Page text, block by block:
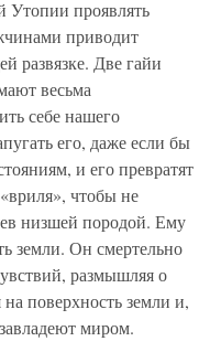
Утопии проявлять
приводит
развязке. Две гайи
весьма
себе нашего
его, даже если бы
и его превратят
чтобы не
низшей породой. Ему
земли. Он смертельно
размышляя о
поверхность земли и,
миром.